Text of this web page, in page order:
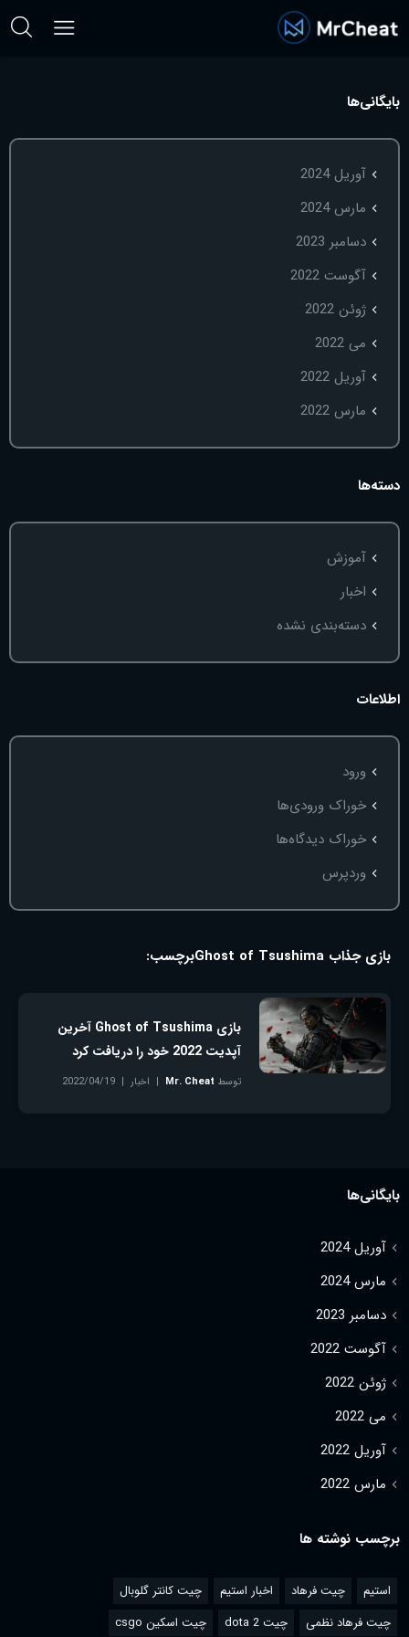
بایگانی‌ها
آوریل 2024
مارس 2024
دسامبر 2023
آگوست 2022
ژوئن 2022
می 2022
آوریل 2022
مارس 2022
دسته‌ها
آموزش
اخبار
دسته‌بندی نشده
اطلاعات
ورود
خوراک ورودی‌ها
خوراک دیدگاه‌ها
وردپرس
برچسب: بازی جذاب Ghost of Tsushima
بازی Ghost of Tsushima آخرین
آپدیت 2022 خود را دریافت کرد
توسط Mr. Cheat اخبار
2022/04/19
بایگانی‌ها
آوریل 2024
مارس 2024
دسامبر 2023
آگوست 2022
ژوئن 2022
می 2022
آوریل 2022
مارس 2022
برچسب نوشته ها
استیم چیت فرهاد اخبار استیم
چیت کانتر گلوبال
چیت فرهاد نظمی
چیت dota 2 چیت اسکین csgo